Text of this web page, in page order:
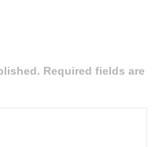
Required fields are